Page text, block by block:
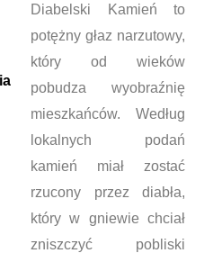
Diabelski Kamień to
potężny głaz narzutowy,
który od wieków
pobudza wyobraźnię
mieszkańców. Według
lokalnych podań
kamień miał zostać
rzucony przez diabła,
który w gniewie chciał
zniszczyć pobliski